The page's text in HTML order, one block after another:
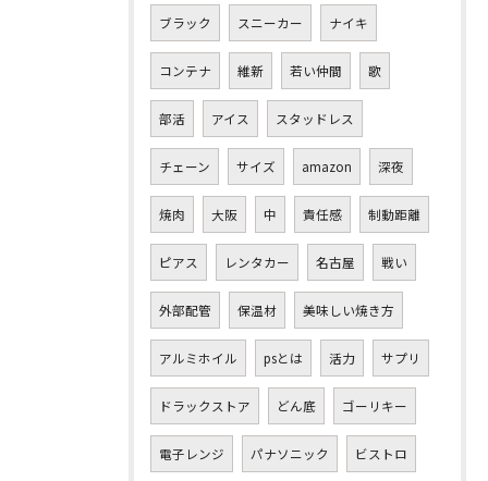
ブラック スニーカー ナイキ
コンテナ 維新 若い仲間 歌
部活 アイス スタッドレス
チェーン サイズ amazon 深夜
焼肉 大阪 中 責任感 制動距離
ピアス レンタカー 名古屋 戦い
外部配管 保温材 美味しい焼き方
アルミホイル psとは 活力 サプリ
ドラックストア どん底 ゴーリキー
電子レンジ パナソニック ビストロ